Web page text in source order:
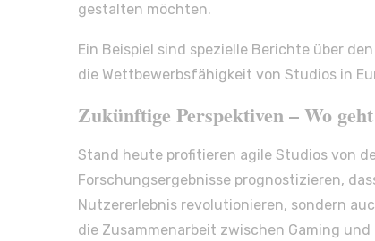
gestalten möchten.
Ein Beispiel sind spezielle Berichte über
die Wettbewerbsfähigkeit von Studios in
Zukünftige Perspektiven – Wo
Stand heute profitieren agile Studios von
Forschungsergebnisse prognostizieren,
Nutzererlebnis revolutionieren, sondern
die Zusammenarbeit zwischen Gaming